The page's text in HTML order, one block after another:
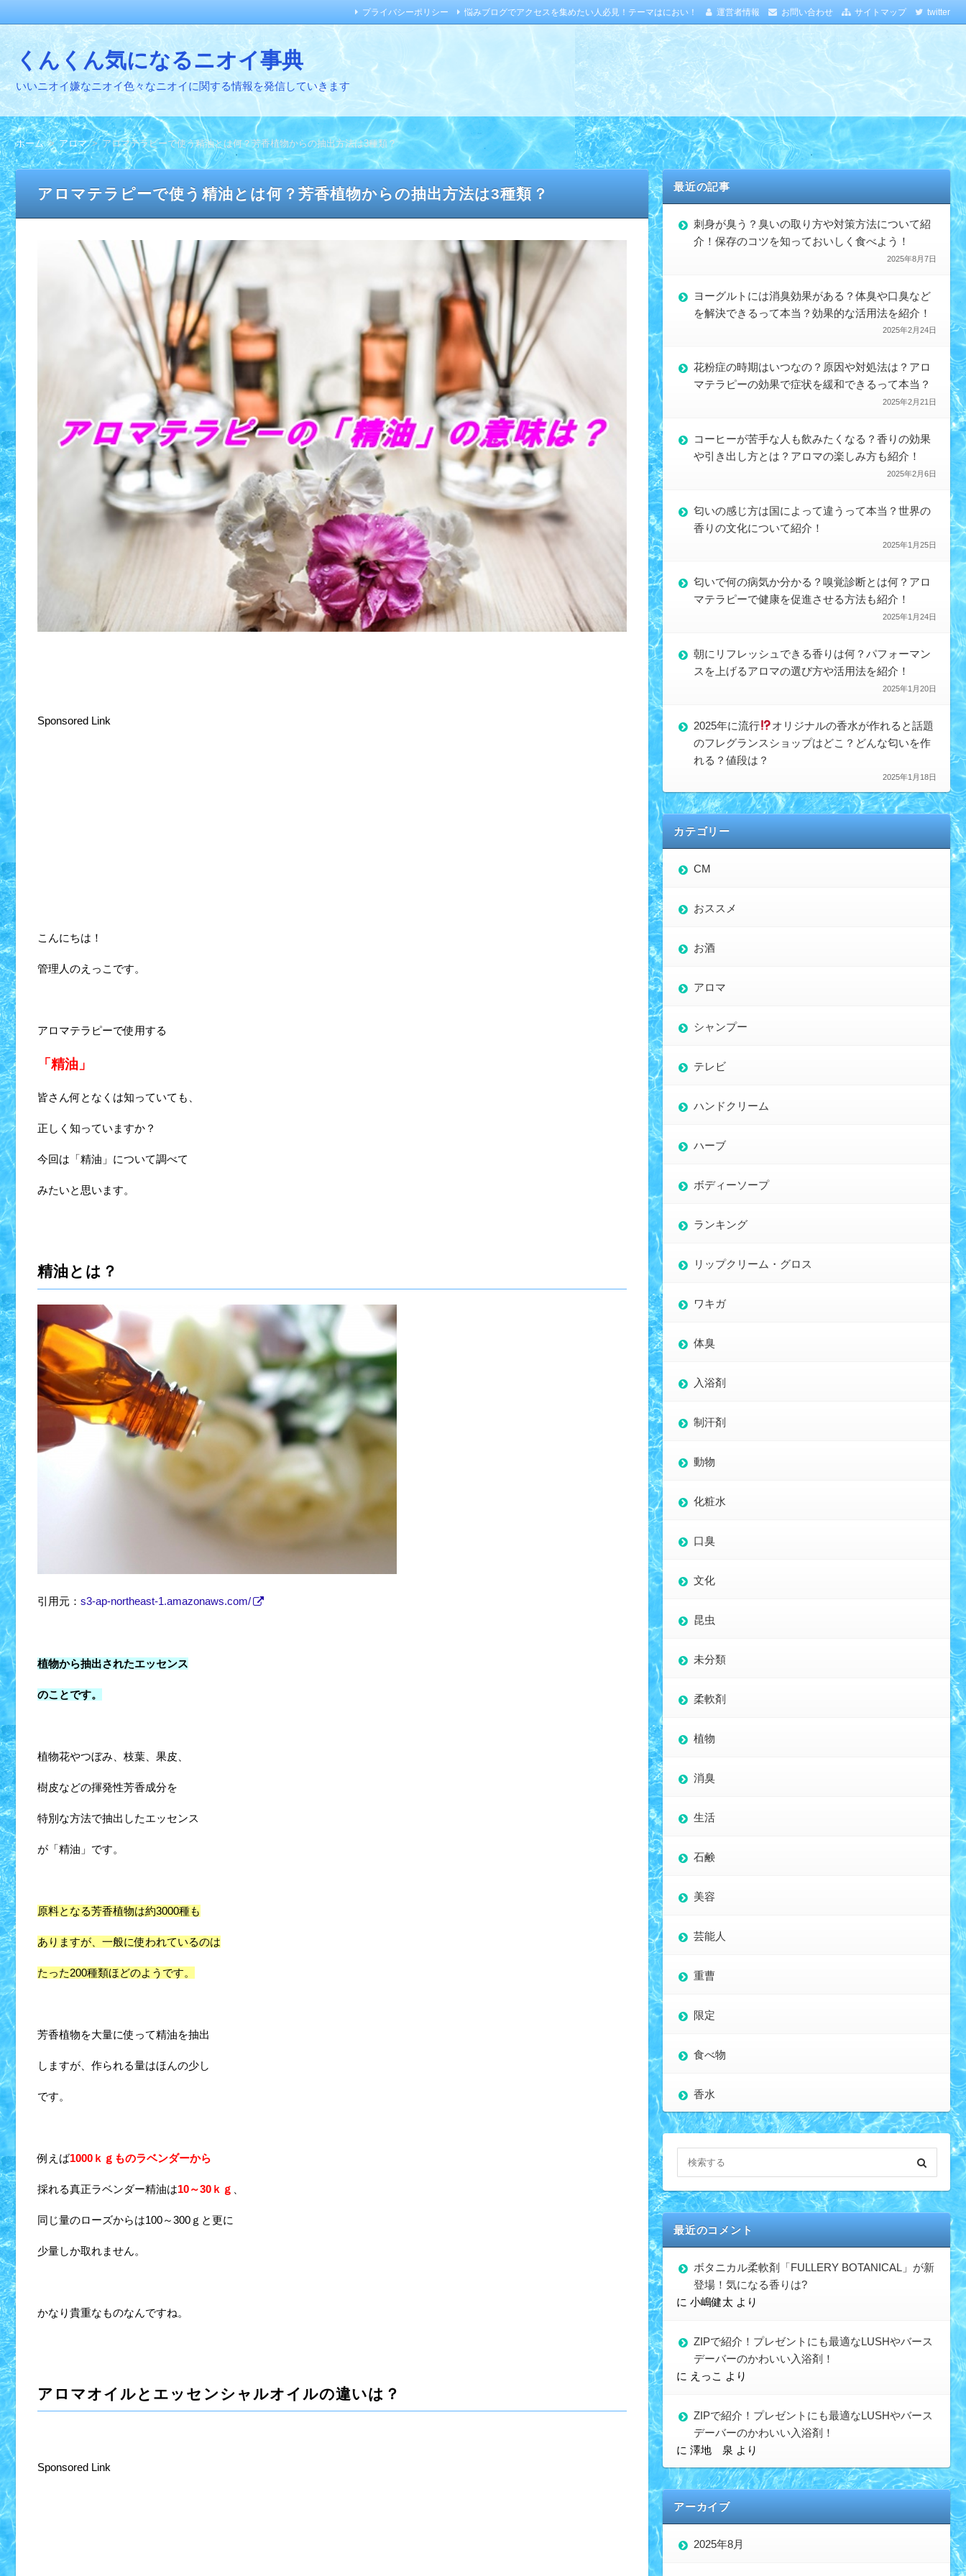
運営者情報 お問い合わせ サイトマップ twitter
プライバシーポリシー 悩みブログでアクセスを集めたい人必見！テーマはにおい！
くんくん気になるニオイ事典
いいニオイ嫌なニオイ色々なニオイに関する情報を発信していきます
ホーム アロマ アロマテラピーで使う精油とは何？芳香植物からの抽出方法は3種類？
アロマテラピーで使う精油とは何？芳香植物からの抽出方法は3種類？
Sponsored Link
こんにちは！
管理人のえっこです。
アロマテラピーで使用する
「精油」
皆さん何となくは知っていても、
正しく知っていますか？
今回は「精油」について調べて
みたいと思います。
精油とは？
引用元： s3-ap-northeast-1.amazonaws.com/
植物から抽出されたエッセンス
のことです。
植物花やつぼみ、枝葉、果皮、
樹皮などの揮発性芳香成分を
特別な方法で抽出したエッセンス
が「精油」です。
原料となる芳香植物は約3000種も
ありますが、一般に使われているのは
たった200種類ほどのようです。
芳香植物を大量に使って精油を抽出
しますが、作られる量はほんの少し
です。
例えば1000ｋｇものラベンダーから
採れる真正ラベンダー精油は10～30ｋｇ
同じ量のローズからは100～300ｇと更に
少量しか取れません。
かなり貴重なものなんですね。
アロマオイルとエッセンシャルオイルの違いは？
Sponsored Link
最近の記事
刺身が臭う？臭いの取り方や対策方法について紹
介！保存のコツを知っておいしく食べよう！
2025年8月7日
ヨーグルトには消臭効果がある？体臭や口臭など
を解決できるって本当？効果的な活用法を紹介！
2025年2月24日
花粉症の時期はいつなの？原因や対処法は？アロ
マテラピーの効果で症状を緩和できるって本当？
2025年2月21日
コーヒーが苦手な人も飲みたくなる？香りの効果
や引き出し方とは？アロマの楽しみ方も紹介！
2025年2月6日
匂いの感じ方は国によって違うって本当？世界の
香りの文化について紹介！
2025年1月25日
匂いで何の病気か分かる？嗅覚診断とは何？アロ
マテラピーで健康を促進させる方法も紹介！
2025年1月24日
朝にリフレッシュできる香りは何？パフォーマン
スを上げるアロマの選び方や活用法を紹介！
2025年1月20日
2025年に流行
オリジナルの香水が作れると話題
のフレグランスショップはどこ？どんな匂いを作
れる？値段は？
2025年1月18日
カテゴリー
CM
おススメ
お酒
アロマ
シャンプー
テレビ
ハンドクリーム
ハーブ
ボディーソープ
ランキング
リップクリーム・グロス
ワキガ
体臭
入浴剤
制汗剤
動物
化粧水
口臭
文化
昆虫
未分類
柔軟剤
植物
消臭
生活
石鹸
美容
芸能人
重曹
限定
食べ物
香水
最近のコメント
ボタニカル柔軟剤「FULLERY BOTANICAL」が新
登場！気になる香りは?
に 小嶋健太 より
ZIPで紹介！プレゼントにも最適なLUSHやバース
デーバーのかわいい入浴剤！
に えっこ より
ZIPで紹介！プレゼントにも最適なLUSHやバース
デーバーのかわいい入浴剤！
に 澤地 泉 より
アーカイブ
2025年8月